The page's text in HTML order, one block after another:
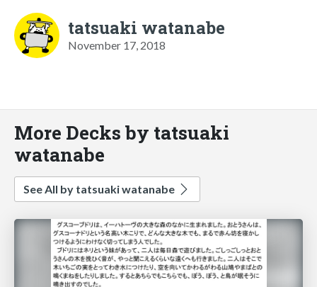
tatsuaki watanabe
November 17, 2018
More Decks by tatsuaki
watanabe
See All by tatsuaki watanabe